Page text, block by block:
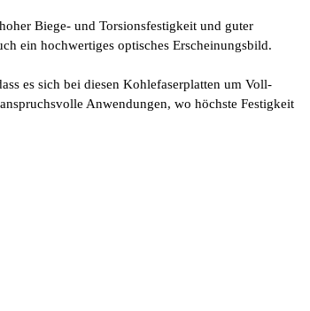
Biege- und Torsionsfestigkeit und guter
ein hochwertiges optisches Erscheinungsbild.
es sich bei diesen Kohlefaserplatten um Voll-
Anwendungen, wo höchste Festigkeit